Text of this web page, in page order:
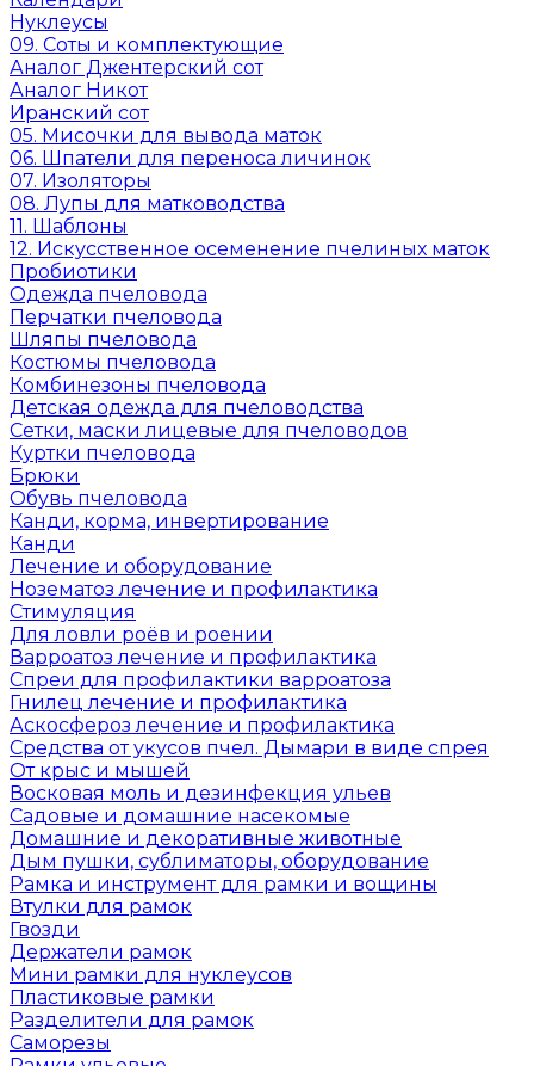
Нуклеусы
09. Соты и комплектующие
Аналог Джентерский сот
Аналог Никот
Иранский сот
05. Мисочки для вывода маток
06. Шпатели для переноса личинок
07. Изоляторы
08. Лупы для матководства
11. Шаблоны
12. Искусственное осеменение пчелиных маток
Пробиотики
Одежда пчеловода
Перчатки пчеловода
Шляпы пчеловода
Костюмы пчеловода
Комбинезоны пчеловода
Детская одежда для пчеловодства
Сетки, маски лицевые для пчеловодов
Куртки пчеловода
Брюки
Обувь пчеловода
Канди, корма, инвертирование
Канди
Лечение и оборудование
Нозематоз лечение и профилактика
Стимуляция
Для ловли роёв и роении
Варроатоз лечение и профилактика
Спреи для профилактики варроатоза
Гнилец лечение и профилактика
Аскосфероз лечение и профилактика
Средства от укусов пчел. Дымари в виде спрея
От крыс и мышей
Восковая моль и дезинфекция ульев
Садовые и домашние насекомые
Домашние и декоративные животные
Дым пушки, сублиматоры, оборудование
Рамка и инструмент для рамки и вощины
Втулки для рамок
Гвозди
Держатели рамок
Мини рамки для нуклеусов
Пластиковые рамки
Разделители для рамок
Саморезы